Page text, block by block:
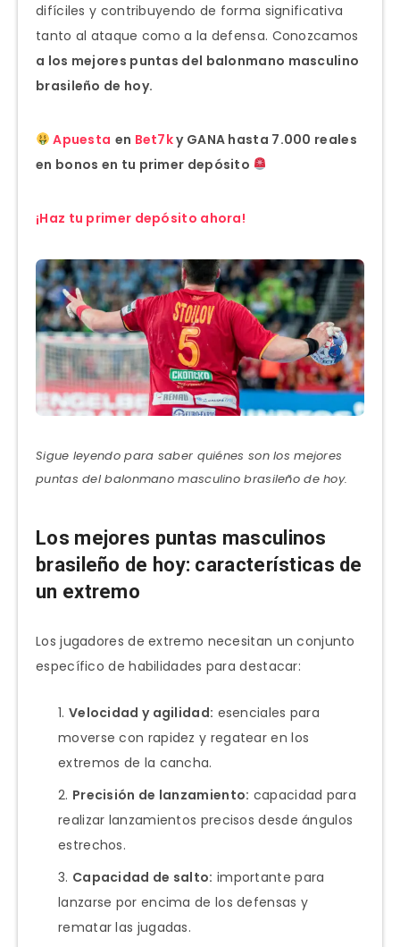
difíciles y contribuyendo de forma significativa
tanto al ataque como a la defensa. Conozcamos
a los mejores puntas del balonmano masculino
brasileño de hoy.
Apuesta en Bet7ky GANA hasta 7.000 reales
en bonos en tu primer depósito
¡Haz tu primer depósito ahora!
Sigue leyendo para saber quiénes son los mejores
puntas del balonmano masculino brasileño de hoy.
Los mejores puntas masculinos
brasileño de hoy: características de
un extremo
Los jugadores de extremo necesitan un conjunto
específico de habilidades para destacar:
Velocidad y agilidad: esenciales para
moverse con rapidez y regatear en los
extremos de la cancha.
Precisión de lanzamiento: capacidad para
realizar lanzamientos precisos desde ángulos
estrechos.
Capacidad de salto: importante para
lanzarse por encima de los defensas y
rematar las jugadas.